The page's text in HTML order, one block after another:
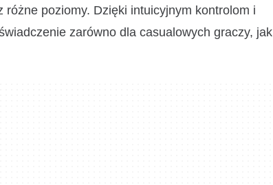
poziomy. Dzięki intuicyjnym kontrolom i
zarówno dla casualowych graczy, jak